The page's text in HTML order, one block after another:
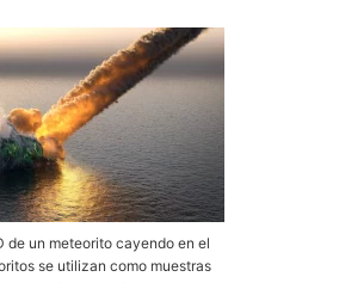
de un meteorito cayendo en el
se utilizan como muestras